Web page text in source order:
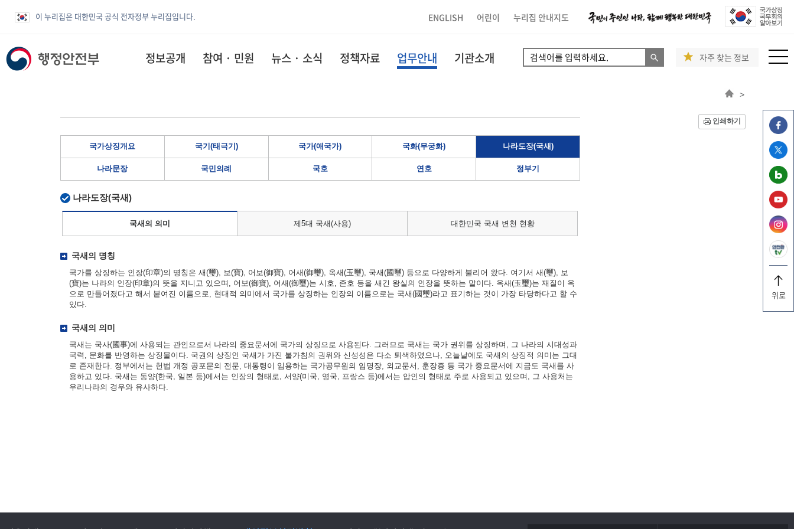
이 누리집은 대한민국 공식 전자정부 누리집입니다. ENGLISH 어린이 누리집 안내지도
위로
정보공개 참여 · 민원 뉴스 · 소식 정책자료 업무안내 기관소개 자주 찾는 정보
>
인쇄하기
국가상징개요 국기(태극기) 국가(애국가) 국화(무궁화) 나라도장(국새)
나라문장 국민의례 국호 연호 정부기
나라도장(국새)
국새의 의미 제5대 국새(사용) 대한민국 국새 변천 현황
국새의 명칭
국가를 상징하는 인장(印章)의 명칭은 새(璽), 보(寶), 어보(御寶), 어새(御璽), 옥새(玉璽), 국새(國璽) 등으로 다양하게 불리어 왔다. 여기서 새(璽), 보
(寶)는 나라의 인장(印章)의 뜻을 지니고 있으며, 어보(御寶), 어새(御璽)는 시호, 존호 등을 새긴 왕실의 인장을 뜻하는 말이다. 옥새(玉璽)는 재질이 옥
으로 만들어졌다고 해서 붙여진 이름으로, 현대적 의미에서 국가를 상징하는 인장의 이름으로는 국새(國璽)라고 표기하는 것이 가장 타당하다고 할 수
있다.
국새의 의미
국새는 국사(國事)에 사용되는 관인으로서 나라의 중요문서에 국가의 상징으로 사용된다. 그러므로 국새는 국가 권위를 상징하며, 그 나라의 시대성과
국력, 문화를 반영하는 상징물이다. 국권의 상징인 국새가 가진 불가침의 권위와 신성성은 다소 퇴색하였으나, 오늘날에도 국새의 상징적 의미는 그대
로 존재한다. 정부에서는 헌법 개정 공포문의 전문, 대통령이 임용하는 국가공무원의 임명장, 외교문서, 훈장증 등 국가 중요문서에 지금도 국새를 사
용하고 있다. 국새는 동양(한국, 일본 등)에서는 인장의 형태로, 서양(미국, 영국, 프랑스 등)에서는 압인의 형태로 주로 사용되고 있으며, 그 사용처는
우리나라의 경우와 유사하다.